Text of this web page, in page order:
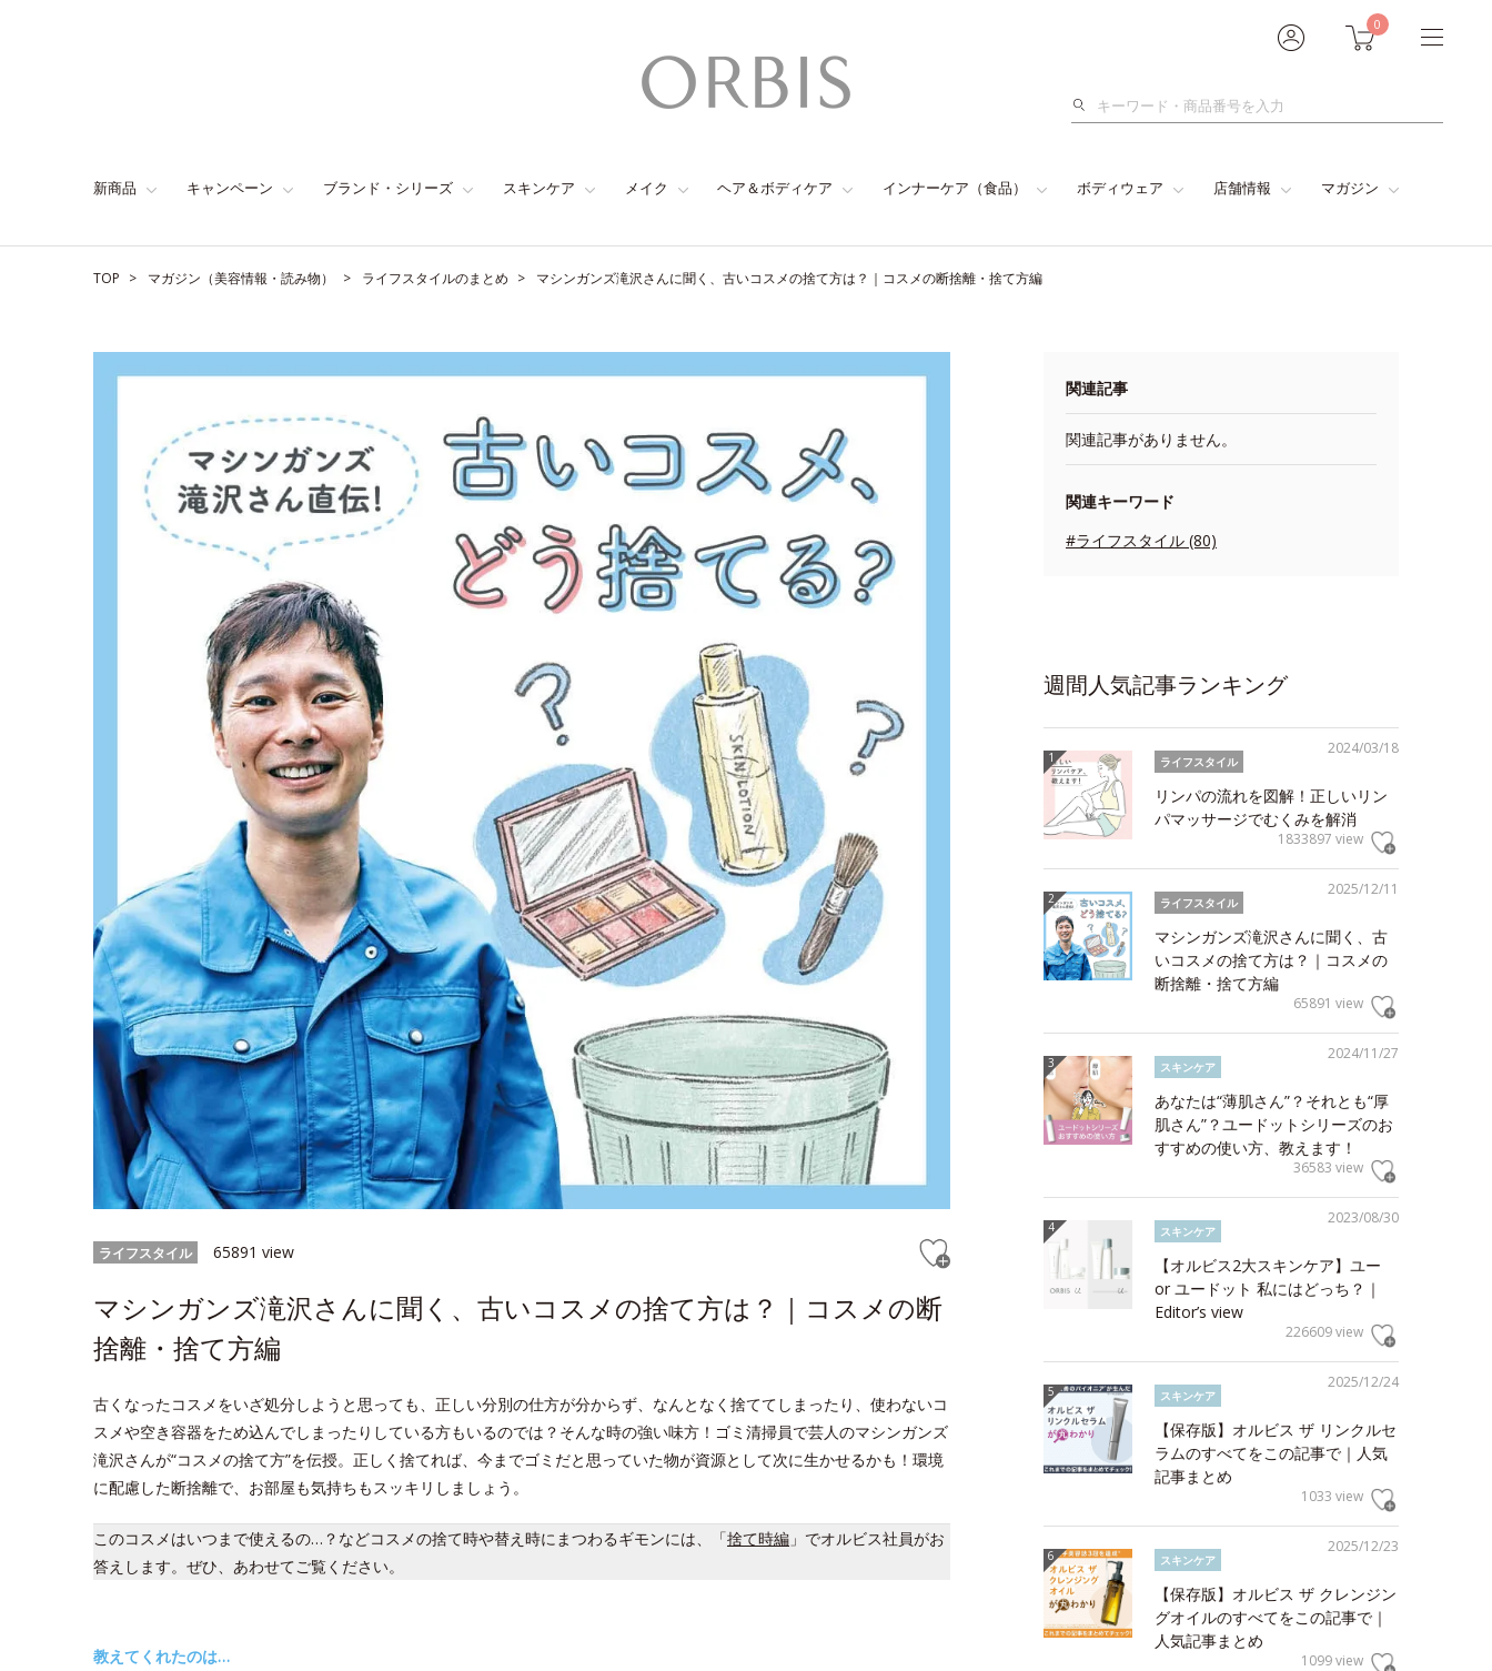
0
検
新商品 キャンペーン ブランド・シリーズ スキンケア メイク ヘア＆ボディケア インナーケア（食品） ボディウェア 店舗情報 マガジン
TOP マガジン（美容情報・読み物） ライフスタイルのまとめ マシンガンズ滝沢さんに聞く、古いコスメの捨て方は？｜コスメの断捨離・捨て方編
ライフスタイル 65891 view
マシンガンズ滝沢さんに聞く、古いコスメの捨て方は？｜コスメの断
捨離・捨て方編
古くなったコスメをいざ処分しようと思っても、正しい分別の仕方が分からず、なんとなく捨ててしまったり、使わないコ
スメや空き容器をため込んでしまったりしている方もいるのでは？そんな時の強い味方！ゴミ清掃員で芸人のマシンガンズ
滝沢さんが“コスメの捨て方”を伝授。正しく捨てれば、今までゴミだと思っていた物が資源として次に生かせるかも！環境
に配慮した断捨離で、お部屋も気持ちもスッキリしましょう。
このコスメはいつまで使えるの…？などコスメの捨て時や替え時にまつわるギモンには、「捨て時編 」でオルビス社員がお
答えします。ぜひ、あわせてご覧ください。
教えてくれたのは…
関連記事
関連記事がありません。
関連キーワード
#ライフスタイル (80)
週間人気記事ランキング
2024/03/18
ライフスタイル
リンパの流れを図解！正しいリン
パマッサージでむくみを解消
1833897 view
2025/12/11
ライフスタイル
マシンガンズ滝沢さんに聞く、古
いコスメの捨て方は？｜コスメの
断捨離・捨て方編
65891 view
2024/11/27
スキンケア
あなたは“薄肌さん”？それとも“厚
肌さん”？ユードットシリーズのお
すすめの使い方、教えます！
36583 view
2023/08/30
スキンケア
【オルビス2大スキンケア】ユー
or ユードット 私にはどっち？｜
Editor’s view
226609 view
2025/12/24
スキンケア
【保存版】オルビス ザ リンクルセ
ラムのすべてをこの記事で｜人気
記事まとめ
1033 view
2025/12/23
スキンケア
【保存版】オルビス ザ クレンジン
グオイルのすべてをこの記事で｜
人気記事まとめ
1099 view